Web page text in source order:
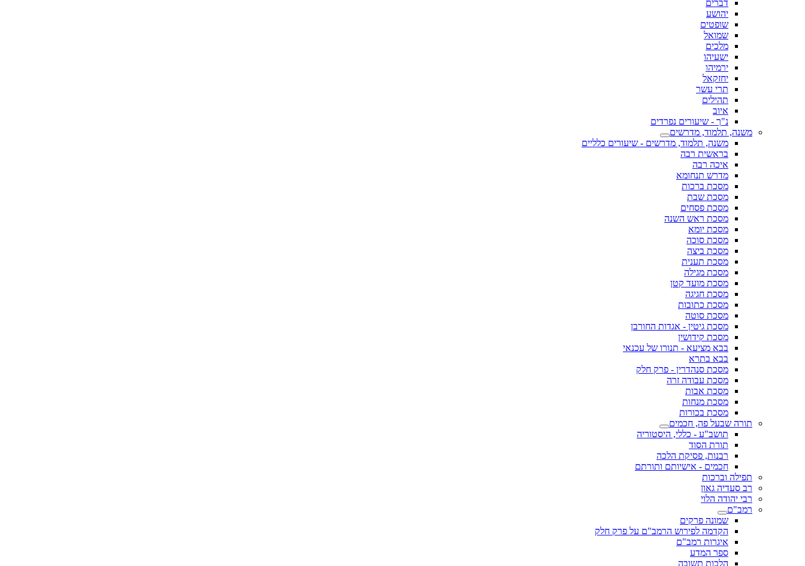
דברים
יהושע
שופטים
שמואל
מלכים
ישעיהו
ירמיהו
יחזקאל
תרי עשר
תהילים
איוב
נ"ך - שיעורים נפרדים
משנה, תלמוד, מדרשים
משנה, תלמוד, מדרשים - שיעורים כלליים
בראשית רבה
איכה רבה
מדרש תנחומא
מסכת ברכות
מסכת שבת
מסכת פסחים
מסכת ראש השנה
מסכת יומא
מסכת סוכה
מסכת ביצה
מסכת תענית
מסכת מגילה
מסכת מועד קטן
מסכת חגיגה
מסכת כתובות
מסכת סוטה
מסכת גיטין - אגדות החורבן
מסכת קידושין
בבא מציעא - תנורו של עכנאי
בבא בתרא
מסכת סנהדרין - פרק חלק
מסכת עבודה זרה
מסכת אבות
מסכת מנחות
מסכת בכורות
תורה שבעל פה, חכמים
תושב"ע - כללי, היסטוריה
תורת הסוד
רבנות, פסיקת הלכה
חכמים - אישיותם ותורתם
תפילה וברכות
רב סעדיה גאון
רבי יהודה הלוי
רמב"ם
שמונה פרקים
הקדמה לפירוש הרמב"ם על פרק חלק
איגרות רמב"ם
ספר המדע
הלכות תשובה